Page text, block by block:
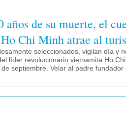
de su muerte, el
Chi Minh atrae al
seleccionados, vigilan día y
líder revolucionario vietnamita Ho Chi
septiembre. Velar al padre fundador